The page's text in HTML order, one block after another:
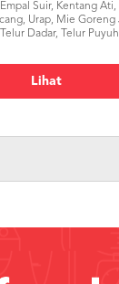
Suir, Kentang Ati,
Urap, Mie Goreng
Dadar, Telur
Lihat